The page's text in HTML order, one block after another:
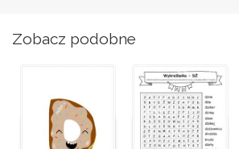
Zobacz podobne